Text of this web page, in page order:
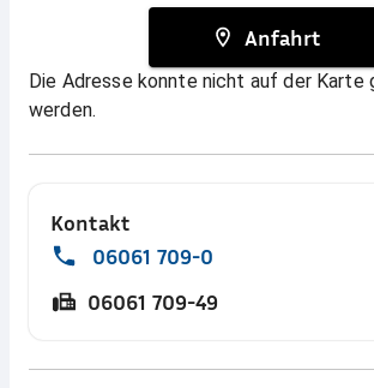
Anfahrt
Die Adresse konnte nicht auf der Karte
werden.
Kontakt
06061 709-0
06061 709-49